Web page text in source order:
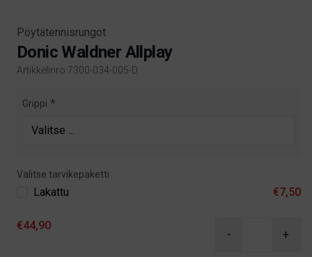
Pöytätennisrungot
Donic Waldner Allplay
Artikkelinro:7300-034-005-D
Product information
Grippi
Valitse tarvikepaketti
Lakattu €7,50
€44,90
- +